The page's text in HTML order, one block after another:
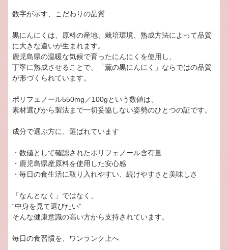
数字が示す、こだわりの品質
黒にんにくは、原料の産地、栽培環境、熟成方法によって品質
に大きな違いが生まれます。
鹿児島県の温暖な気候で育ったにんにくを使用し、
丁寧に熟成させることで、「薫の黒にんにく」ならではの品質
が形づくられています。
ポリフェノール550mg／100gという数値は、
素材選びから製法まで一切妥協しない姿勢のひとつの証です。
成分で選ぶ方に、選ばれています
・数値として確認されたポリフェノール含有量
・鹿児島県産原料を使用した安心感
・毎日の食生活に取り入れやすい、続けやすさと美味しさ
「なんとなく」ではなく、
“中身を見て選びたい”
そんな健康意識の高い方から支持されています。
毎日の食習慣を、ワンランク上へ